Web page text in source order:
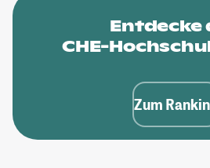
Entdecke
CHE-
Zum